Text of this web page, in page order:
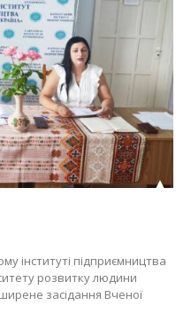
інституті підприємництва
розвитку людини
засідання Вченої